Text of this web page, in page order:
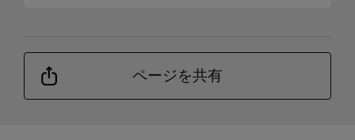
ページを共有